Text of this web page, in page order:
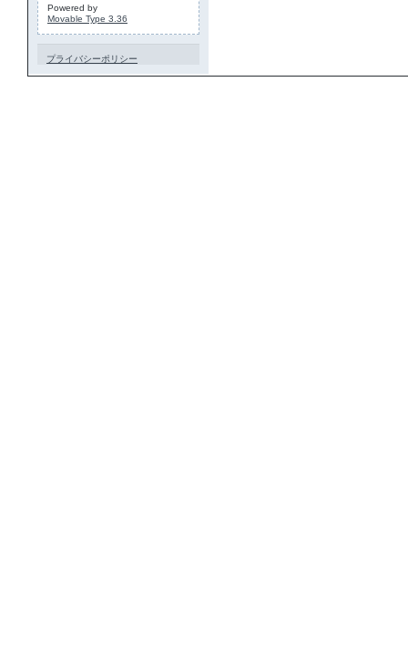
Powered by
Movable Type 3.36
プライバシーポリシー